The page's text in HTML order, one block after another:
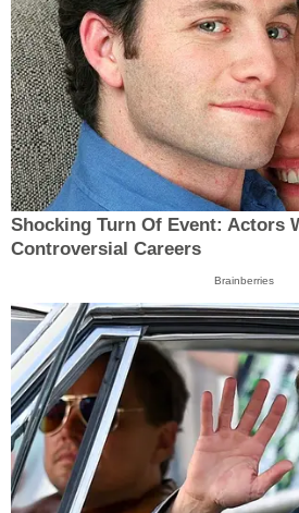
Shocking Turn Of Event: Actors
Controversial Careers
Brainberries